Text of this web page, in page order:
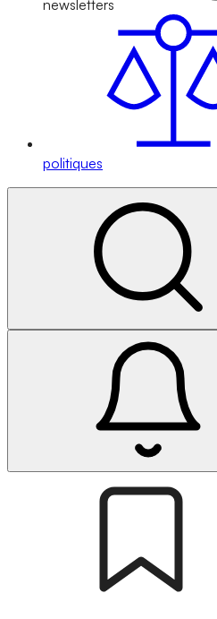
newsletters
politiques